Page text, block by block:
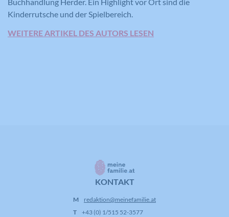
Kinderrutsche und der Spielbereich.
WEITERE ARTIKEL DES AUTORS LESEN
KONTAKT
M
redaktion@meinefamilie.at
T
+43 (0) 1/515 52-3577